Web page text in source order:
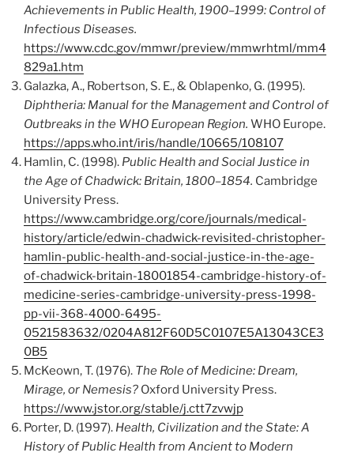
Achievements in Public Health, 1900–1999: Control of
Infectious Diseases.
https://www.cdc.gov/mmwr/preview/mmwrhtml/mm4
829a1.htm
Galazka, A., Robertson, S. E., & Oblapenko, G. (1995).
Diphtheria: Manual for the Management and Control of
Outbreaks in the WHO European Region. WHO Europe.
https://apps.who.int/iris/handle/10665/108107
Hamlin, C. (1998). Public Health and Social Justice in
the Age of Chadwick: Britain, 1800–1854. Cambridge
University Press.
https://www.cambridge.org/core/journals/medical-
history/article/edwin-chadwick-revisited-christopher-
hamlin-public-health-and-social-justice-in-the-age-
of-chadwick-britain-18001854-cambridge-history-of-
medicine-series-cambridge-university-press-1998-
pp-vii-368-4000-6495-
0521583632/0204A812F60D5C0107E5A13043CE3
0B5
McKeown, T. (1976). The Role of Medicine: Dream,
Mirage, or Nemesis? Oxford University Press.
https://www.jstor.org/stable/j.ctt7zvwjp
Porter, D. (1997). Health, Civilization and the State: A
History of Public Health from Ancient to Modern